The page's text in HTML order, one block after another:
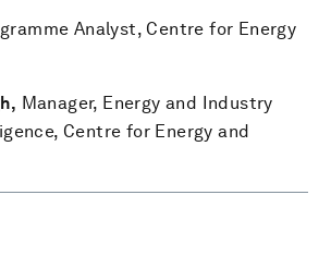
Analyst, Centre for Energy
Manager, Energy and Industry
Centre for Energy and